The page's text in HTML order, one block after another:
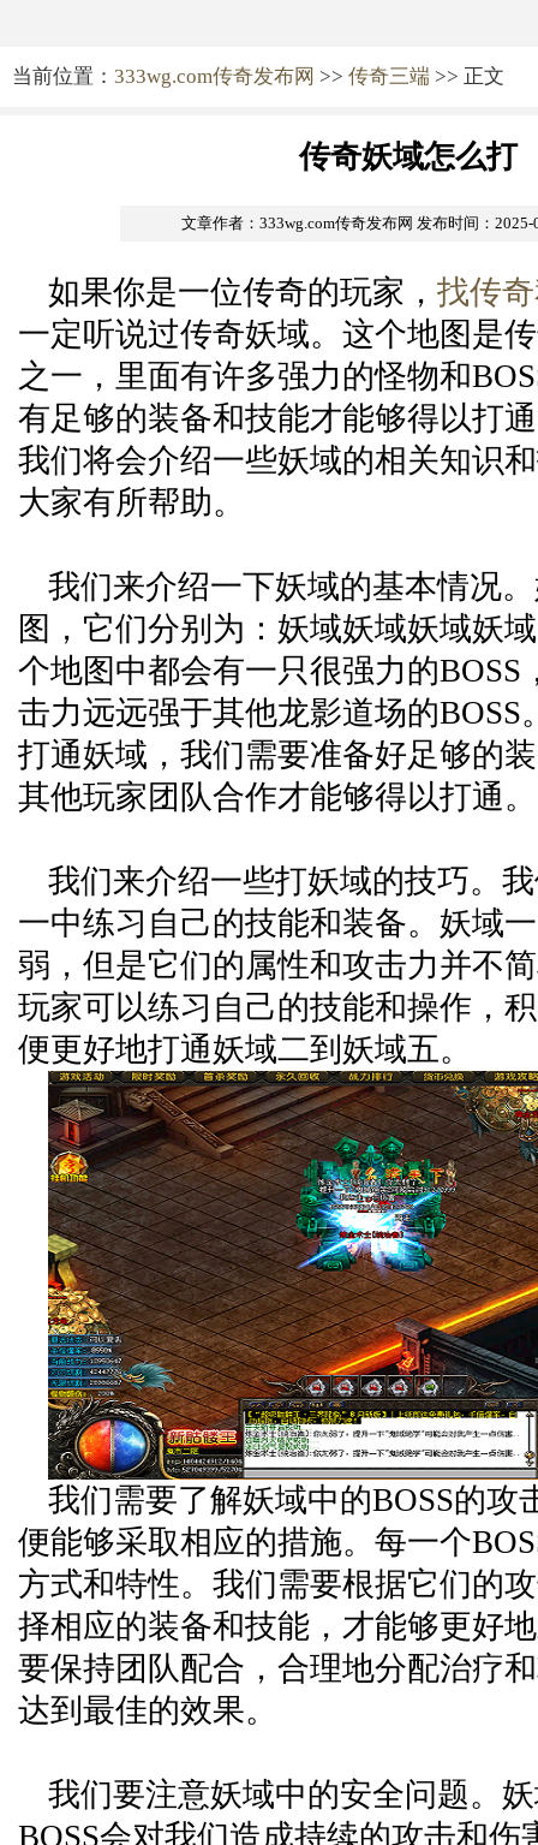
当前位置： 333wg.com传奇发布网 >> 传奇三端 >> 正文
传奇妖域怎么打
文章作者：333wg.com传奇发布网 发布时间：2025-
如果你是一位传奇的玩家， 找传
一定听说过传奇妖域。这个地图是
之一，里面有许多强力的怪物和
有足够的装备和技能才能够得以打
我们将会介绍一些妖域的相关知识
大家有所帮助。
我们来介绍一下妖域的基本情况
图，它们分别为：妖域妖域妖域妖
个地图中都会有一只很强力的BOSS
击力远远强于其他龙影道场的BOSS
打通妖域，我们需要准备好足够的
其他玩家团队合作才能够得以打通。
我们来介绍一些打妖域的技巧。
一中练习自己的技能和装备。妖域
弱，但是它们的属性和攻击力并不
玩家可以练习自己的技能和操作，
便更好地打通妖域二到妖域五。
我们需要了解妖域中的BOSS的攻
便能够采取相应的措施。每一个
方式和特性。我们需要根据它们的
择相应的装备和技能，才能够更好
要保持团队配合，合理地分配治疗
达到最佳的效果。
我们要注意妖域中的安全问题。
BOSS会对我们造成持续的攻击和伤